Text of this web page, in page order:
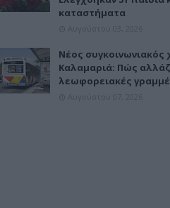
καταστήματα
Νέος συγκοινωνιακός
Καλαμαριά: Πώς
λεωφορειακές